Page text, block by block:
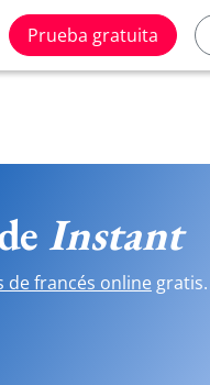
Prueba gratuita
Instant
de francés online gratis.